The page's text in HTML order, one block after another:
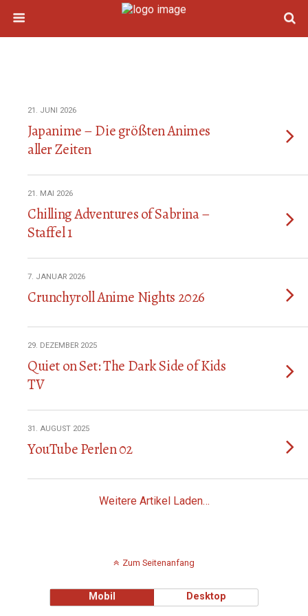
21. JUNI 2026
Japanime – Die größten Animes
aller Zeiten
21. MAI 2026
Chilling Adventures of Sabrina –
Staffel 1
7. JANUAR 2026
Crunchyroll Anime Nights 2026
29. DEZEMBER 2025
Quiet on Set: The Dark Side of Kids
TV
31. AUGUST 2025
YouTube Perlen 02
Weitere Artikel Laden…
Zum Seitenanfang
Mobil Desktop